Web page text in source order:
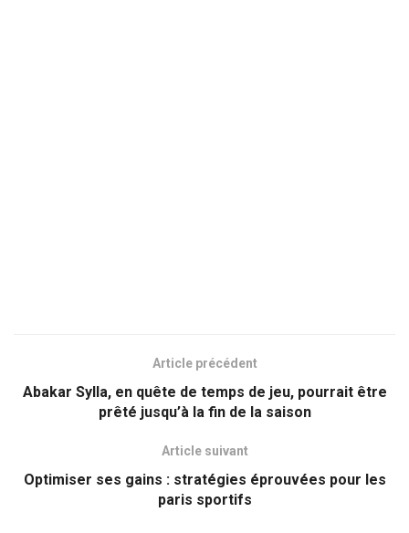
Article précédent
Abakar Sylla, en quête de temps de jeu, pourrait être
prêté jusqu’à la fin de la saison
Article suivant
Optimiser ses gains : stratégies éprouvées pour les
paris sportifs